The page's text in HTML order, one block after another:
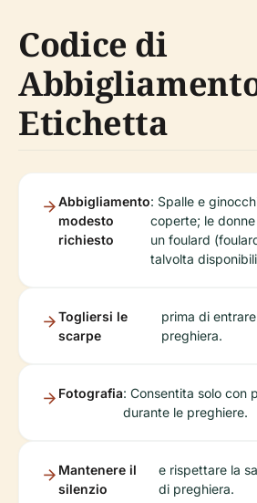
Codice di
Etichetta
Abbigliamento
modesto
richiesto
: Spalle e
coperte; le
un foulard
talvolta
Togliersi le
scarpe
prima di
preghiera.
Fotografia: Consentita solo con
durante le preghiere.
Mantenere il
silenzio
e rispettare la
di preghiera.